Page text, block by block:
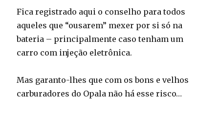
Fica registrado aqui o conselho para todos
aqueles que “ousarem” mexer por si só na
bateria – principalmente caso tenham um
carro com injeção eletrônica.
Mas garanto-lhes que com os bons e velhos
carburadores do Opala não há esse risco…